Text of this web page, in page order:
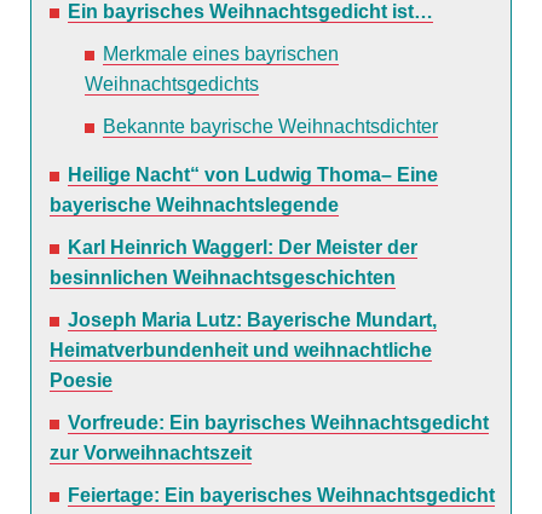
Ein bayrisches Weihnachtsgedicht ist…
Merkmale eines bayrischen
Weihnachtsgedichts
Bekannte bayrische Weihnachtsdichter
Heilige Nacht“ von Ludwig Thoma– Eine
bayerische Weihnachtslegende
Karl Heinrich Waggerl: Der Meister der
besinnlichen Weihnachtsgeschichten
Joseph Maria Lutz: Bayerische Mundart,
Heimatverbundenheit und weihnachtliche
Poesie
Vorfreude: Ein bayrisches Weihnachtsgedicht
zur Vorweihnachtszeit
Feiertage: Ein bayerisches Weihnachtsgedicht